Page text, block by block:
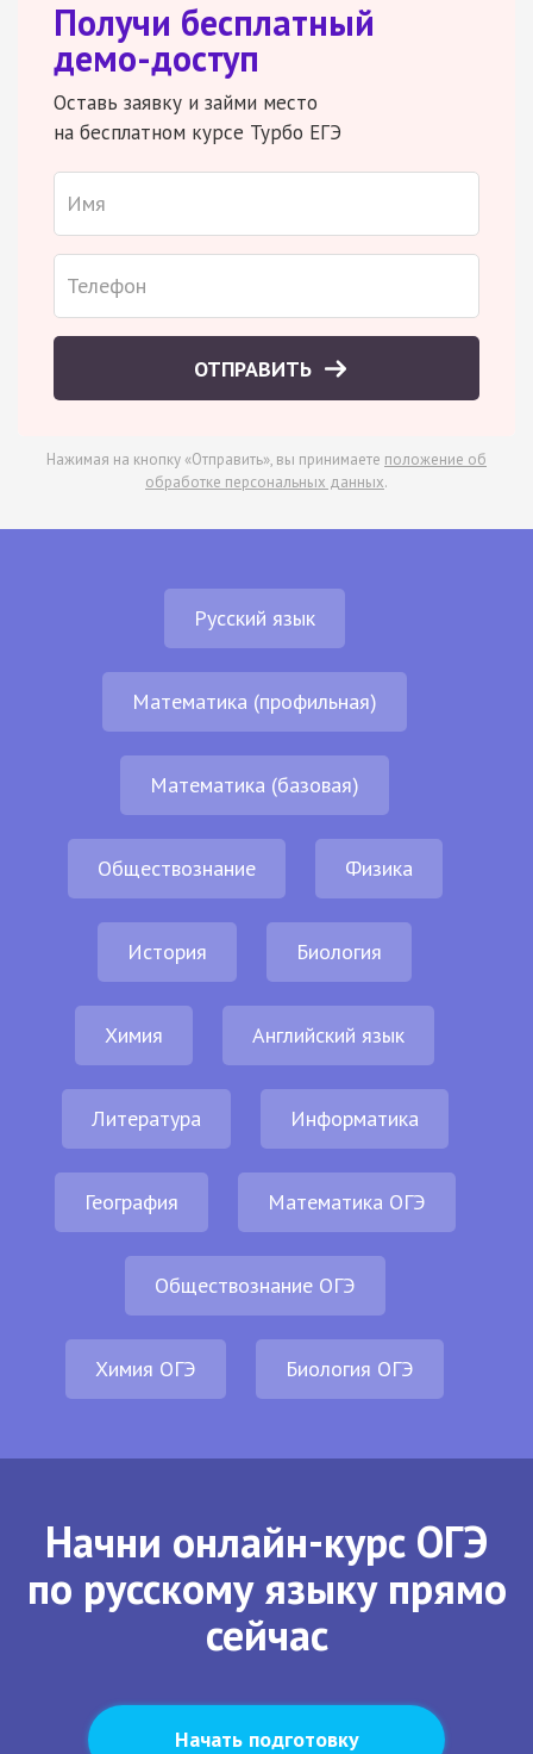
Получи бесплатный
демо-доступ
Оставь заявку и займи место
на бесплатном курсе Турбо ЕГЭ
ОТПРАВИТЬ
Нажимая на кнопку «Отправить», вы принимаете положение об
обработке персональных данных.
Русский язык
Математика (профильная)
Математика (базовая)
Обществознание Физика
История Биология
Химия Английский язык
Литература Информатика
География Математика ОГЭ
Обществознание ОГЭ
Химия ОГЭ Биология ОГЭ
Начни онлайн-курс ОГЭ
по русскому языку прямо
сейчас
Начать подготовку